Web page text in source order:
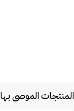
المنتجات الموصى بها